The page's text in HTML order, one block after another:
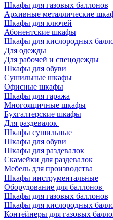
Шкафы для газовых баллонов
Архивные металлические
Шкафы для ключей
Абонентские шкафы
Шкафы для кислородных
Для одежды
Для рабочей и спецодежды
Шкафы для обуви
Сушильные шкафы
Офисные шкафы
Шкафы для гаража
Многоящичные шкафы
Бухгалтерские шкафы
Для раздевалок
Шкафы сушильные
Шкафы для обуви
Шкафы для раздевалок
Скамейки для раздевалок
Мебель для производства
Шкафы инструментальные
Оборудование для баллонов
Шкафы для газовых баллонов
Шкафы для кислородных
Контейнеры для газовых